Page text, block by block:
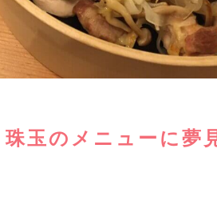
玉のメニューに夢